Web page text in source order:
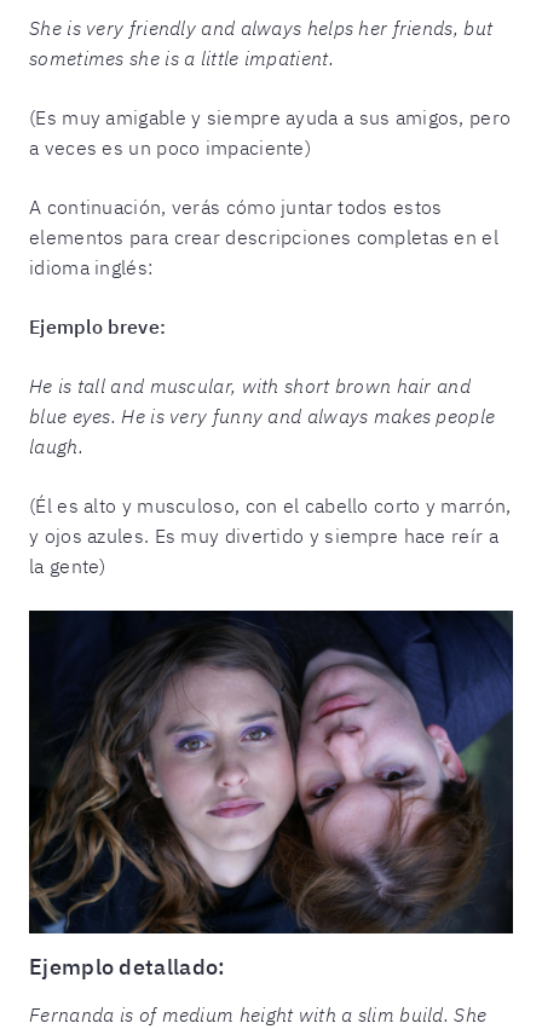
She is very friendly and always helps her friends, but
sometimes she is a little impatient.
(Es muy amigable y siempre ayuda a sus amigos, pero
a veces es un poco impaciente)
A continuación, verás cómo juntar todos estos
elementos para crear descripciones completas en el
idioma inglés:
Ejemplo breve:
He is tall and muscular, with short brown hair and
blue eyes. He is very funny and always makes people
laugh.
(Él es alto y musculoso, con el cabello corto y marrón,
y ojos azules. Es muy divertido y siempre hace reír a
la gente)
Ejemplo detallado:
Fernanda is of medium height with a slim build. She